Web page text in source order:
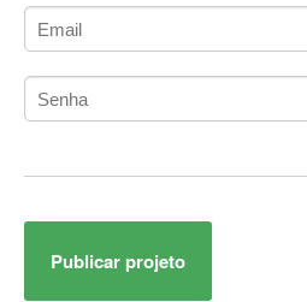
Administração de Artistas e Repertórios
Administração de Redes
Administração PostgreSQL
ADO.NET Entity Framework
Publicar projeto